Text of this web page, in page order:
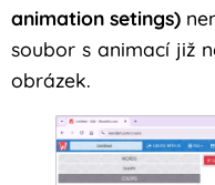
animation setings)
soubor s animací již
obrázek.